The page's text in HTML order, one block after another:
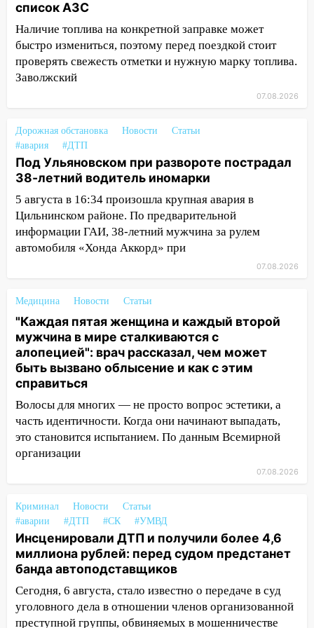
области привели в порядок детские
площадки
15:27 Прокуратура проверяет
капремонт школы в селе Кивать
14:40
На проспекте Гая в Ульяновске
запретили остановку автомобилей на
50-метровом участке
14:22 В Новом городе 8 августа пройдет
большой фестиваль «Наше время» с
мотофристайлом и концертом
«Мураками»
Жару смоет ливнями: прогноз
выходные 8-9 августа
13:30 В Ульяновске транспортные
полицейские проведут акцию «Час
пассажира»
13:20 В Ульяновске за один день
обокрали женщину на пляже и
подростка в сквере
13:01 В Димитровграде мужчина
выбросил из машины страйкбольную
12:34
На Ульяновскую область
надвигается сильнейшая непогода: град
и шквал до 27 м/с
12:31 Ульяновец хотел купить иномарку
из Европы и потерял 760 тысяч рублей
12:20 В Чердаклинском районе
столкнулись «Лада» и Chevrolet:
список АЗС
Наличие топлива на конкретной заправке может
быстро измениться, поэтому перед поездкой стоит
проверять свежесть отметки и нужную марку топлива.
Заволжский
07.08.2026
Дорожная обстановка Новости
Статьи
#авария
#ДТП
Под Ульяновском при развороте пострадал
38-летний водитель иномарки
5 августа в 16:34 произошла крупная авария в
Цильнинском районе. По предварительной
информации ГАИ, 38-летний мужчина за рулем
автомобиля «Хонда Аккорд» при
07.08.2026
Медицина Новости Статьи
"Каждая пятая женщина и каждый второй
мужчина в мире сталкиваются с
алопецией": врач рассказал, чем может
быть вызвано облысение и как с этим
справиться
Волосы для многих — не просто вопрос эстетики, а
часть идентичности. Когда они начинают выпадать,
это становится испытанием. По данным Всемирной
организации
07.08.2026
Криминал Новости
Статьи
#аварии
#ДТП #СК #УМВД
Инсценировали ДТП и получили более 4,6
миллиона рублей: перед судом предстанет
банда автоподставщиков
Сегодня, 6 августа, стало известно о передаче в суд
уголовного дела в отношении членов организованной
преступной группы, обвиняемых в мошенничестве